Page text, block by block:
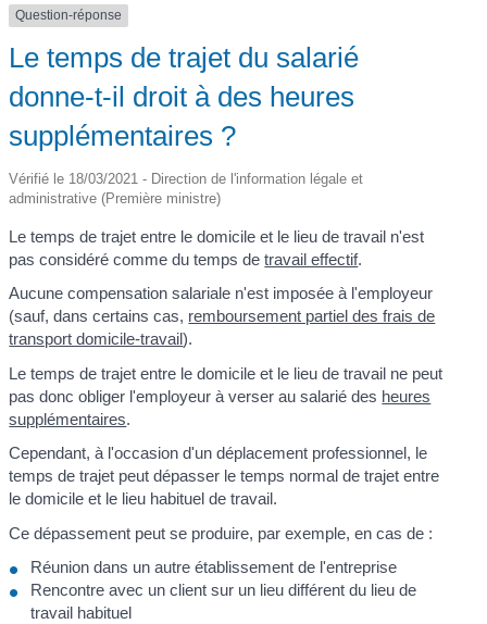
Question-réponse
Le temps de trajet du salarié
donne-t-il droit à des heures
supplémentaires ?
Vérifié le 18/03/2021 - Direction de l'information légale et
administrative (Première ministre)
Le temps de trajet entre le domicile et le lieu de travail n'est
pas considéré comme du temps detravail effectif.
Aucune compensation salariale n'est imposée à l'employeur
(sauf, dans certains cas, remboursement partiel des frais de
transport domicile-travail).
Le temps de trajet entre le domicile et le lieu de travail ne peut
pas donc obliger l'employeur à verser au salarié des heures
supplémentaires.
Cependant, à l'occasion d'un déplacement professionnel, le
temps de trajet peut dépasser le temps normal de trajet entre
le domicile et le lieu habituel de travail.
Ce dépassement peut se produire, par exemple, en cas de :
Réunion dans un autre établissement de l'entreprise
Rencontre avec un client sur un lieu différent du lieu de
travail habituel